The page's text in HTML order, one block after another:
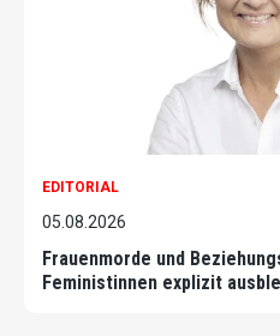
EDITORIAL
05.08.2026
Frauenmorde und
Feministinnen explizit